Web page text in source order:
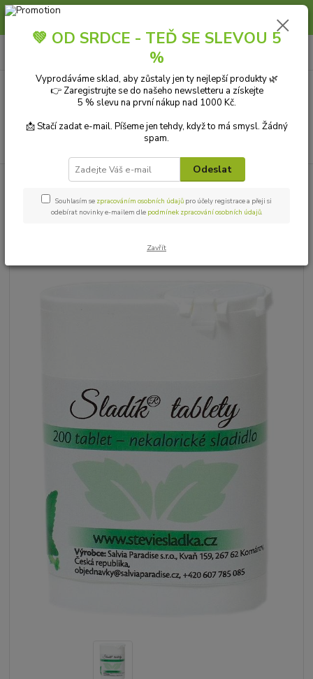
Slunce, koupání a horko dávají vlasům zabrat. Dopřejte jim šetrnou péči s
CZK
Sladík sladidlo - stévie tablety 200 ks
Sladík sladidlo - stévie tablety
💚 OD SRDCE - TEĎ SE SLEVOU 5
%
Vyprodáváme sklad, aby zůstaly jen ty nejlepší produkty 🌿
👉 Zaregistrujte se do našeho newsletteru a získejte
5 % slevu na první nákup nad 1000 Kč.
📩 Stačí zadat e-mail. Píšeme jen tehdy, když to má smysl. Žádný
spam.
Odeslat
Souhlasím se zpracováním osobních údajů pro účely registrace a přeji si
odebírat novinky e-mailem dle podmínek zpracování osobních údajů.
Zavřít